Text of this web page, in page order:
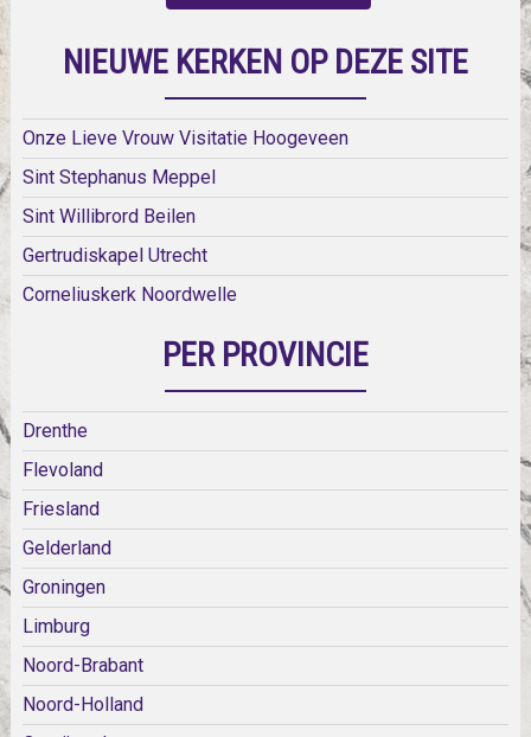
NIEUWE KERKEN OP DEZE SITE
Onze Lieve Vrouw Visitatie Hoogeveen
Sint Stephanus Meppel
Sint Willibrord Beilen
Gertrudiskapel Utrecht
Corneliuskerk Noordwelle
PER PROVINCIE
Drenthe
Flevoland
Friesland
Gelderland
Groningen
Limburg
Noord-Brabant
Noord-Holland